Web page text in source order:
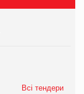
Всі тендери